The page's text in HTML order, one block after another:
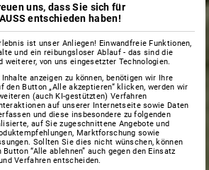
uns, dass Sie sich für
entschieden haben!
ist unser Anliegen! Einwandfreie Funktionen,
und ein reibungsloser Ablauf - das sind die
weiterer, von uns eingesetzter Technologien.
anzeigen zu können, benötigen wir Ihre
den Button „Alle akzeptieren“ klicken, werden wir
(auch KI-gestützten) Verfahren
auf unserer Internetseite sowie Daten
und diese insbesondere zu folgenden
auf Sie zugeschnittene Angebote und
Marktforschung sowie
Sollten Sie dies nicht wünschen, können
“Alle ablehnen” auch gegen den Einsatz
Verfahren entscheiden.